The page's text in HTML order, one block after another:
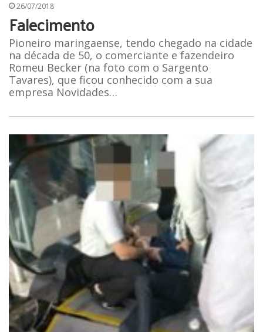
26/07/2018
Falecimento
Pioneiro maringaense, tendo chegado na cidade
na década de 50, o comerciante e fazendeiro
Romeu Becker (na foto com o Sargento
Tavares), que ficou conhecido com a sua
empresa Novidades…